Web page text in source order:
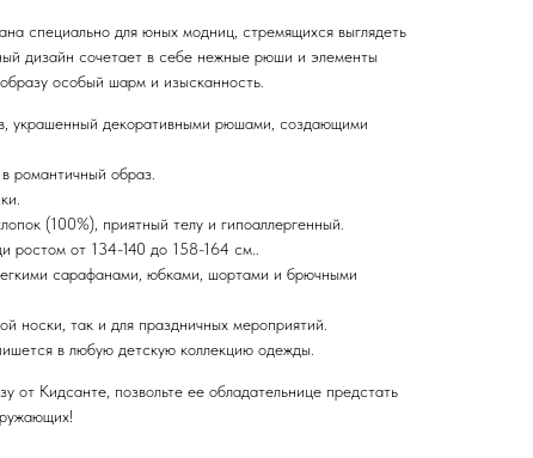
специально для юных модниц, стремящихся выглядеть
дизайн сочетает в себе нежные рюши и элементы
особый шарм и изысканность.
украшенный декоративными рюшами, создающими
романтичный образ.
(100%), приятный телу и гипоаллергенный.
ростом от 134-140 до 158-164 см..
сарафанами, юбками, шортами и брючными
носки, так и для праздничных мероприятий.
в любую детскую коллекцию одежды.
от Кидсанте, позвольте ее обладательнице предстать